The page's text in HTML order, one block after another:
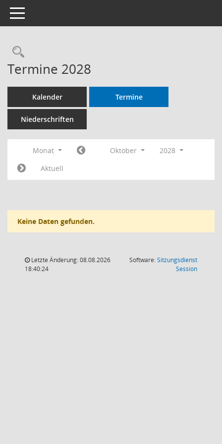
Toggle navigation
Termine 2028
Kalender Termine
Niederschriften
Monat Oktober
2028
Aktuell
Keine Daten gefunden.
Letzte Änderung: 08.08.2026
18:40:24
Software:Sitzungsdienst
Session(Wird in